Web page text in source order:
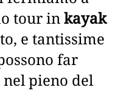
tour inkayak
e tantissime
far
nel pieno del